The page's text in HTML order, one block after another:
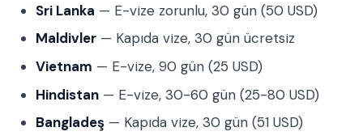
Sri Lanka — E-vize zorunlu, 30 gün (50 USD)
Maldivler — Kapıda vize, 30 gün ücretsiz
Vietnam — E-vize, 90 gün (25 USD)
Hindistan — E-vize, 30-60 gün (25-80 USD)
Bangladeş — Kapıda vize, 30 gün (51 USD)